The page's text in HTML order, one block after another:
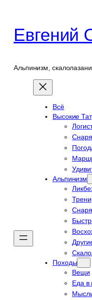
содержимому
Евгений
Альпинизм,
Всё
Высокие
Альпинизм
Походы
Вещи
Еда в